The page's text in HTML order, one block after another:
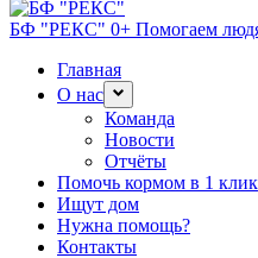
БФ "РЕКС" 0+ Помогаем
Главная
О нас
Команда
Новости
Отчёты
Помочь кормом в 1 клик
Ищут дом
Нужна помощь?
Контакты